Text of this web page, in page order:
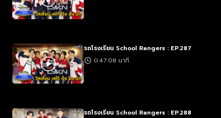
รถโรงเรียน School Rangers : EP.287
0:47:08 นาที
รถโรงเรียน School Rangers : EP.288